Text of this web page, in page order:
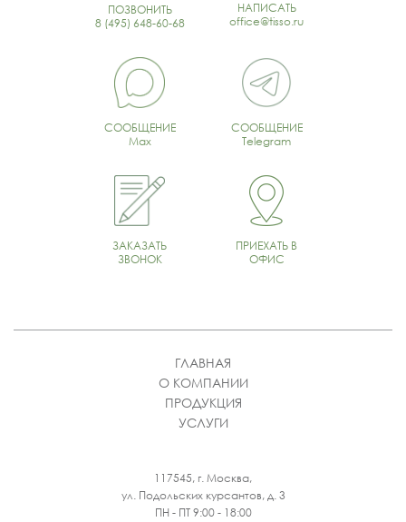
ПОЗВОНИТЬ
8 (495) 648-60-68
НАПИСАТЬ
office@tisso.ru
СООБЩЕНИЕ
Max
СООБЩЕНИЕ
Telegram
ЗАКАЗАТЬ
ЗВОНОК
ПРИЕХАТЬ В
ОФИС
ГЛАВНАЯ
О КОМПАНИИ
ПРОДУКЦИЯ
УСЛУГИ
117545, г. Москва,
ул. Подольских курсантов, д. 3
ПН - ПТ 9:00 - 18:00